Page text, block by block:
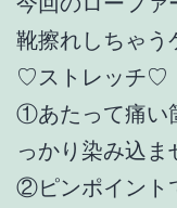
靴擦れしちゃ
♡ストレッチ♡
①あたって痛い
っかり染み込ま
②ピンポイント